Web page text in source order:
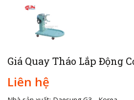
Giá Quay Tháo Lắp Động
Liên hệ